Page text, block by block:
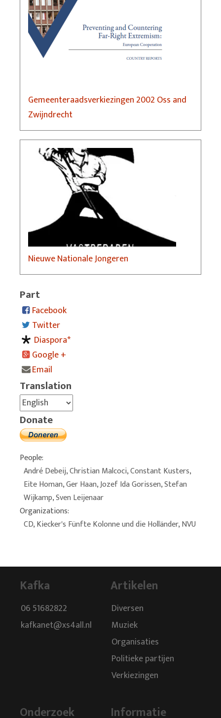
Gemeenteraadsverkiezingen 2002 Oss and
Zwijndrecht
Nieuwe Nationale Jongeren
Part
Facebook
Twitter
Diaspora*
Google +
Email
Translation
Donate
People:
André Debeij,Christian Malcoci,Constant Kusters,
Eite Homan,Ger Haan,Jozef Ida Gorissen,Stefan
Wijkamp,Sven Leijenaar
Organizations:
CD,Kiecker's Fünfte Kolonne und die Holländer,NVU
Kafka
06 51682822
kafkanet@xs4all.nl
Artikelen
Diversen
Muziek
Organisaties
Politieke partijen
Verkiezingen
Onderzoek Informatie